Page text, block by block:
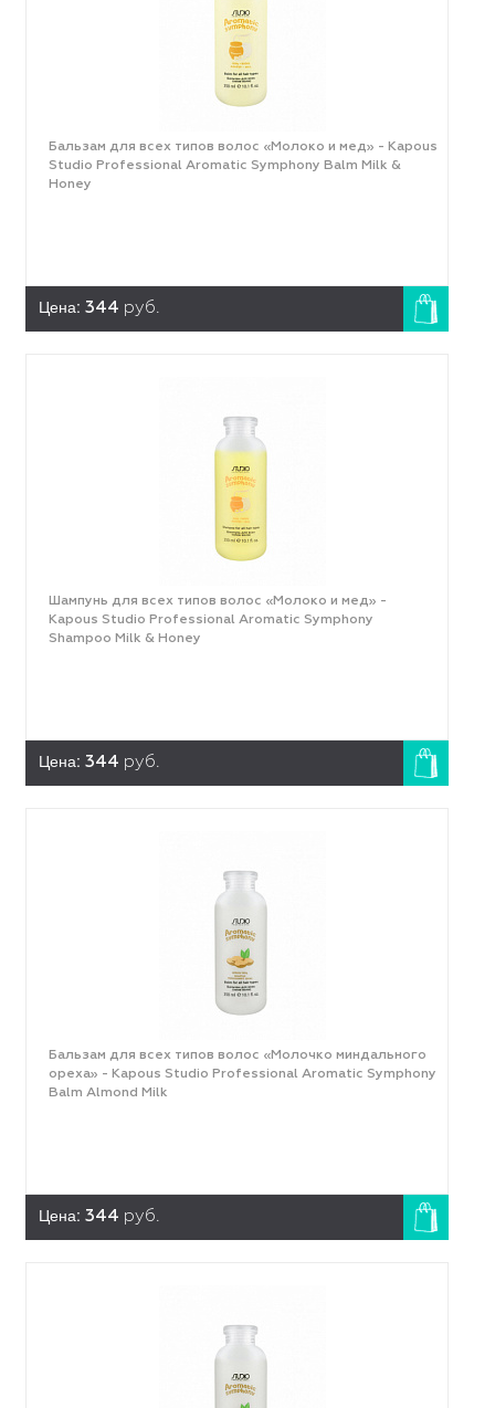
Бальзам для всех типов волос «Молоко и мед» - Kapous
Studio Professional Aromatic Symphony Balm Milk &
Honey
Цена: 344 руб.
Шампунь для всех типов волос «Молоко и мед» -
Kapous Studio Professional Aromatic Symphony
Shampoo Milk & Honey
Цена: 344 руб.
Бальзам для всех типов волос «Молочко миндального
ореха» - Kapous Studio Professional Aromatic Symphony
Balm Almond Milk
Цена: 344 руб.